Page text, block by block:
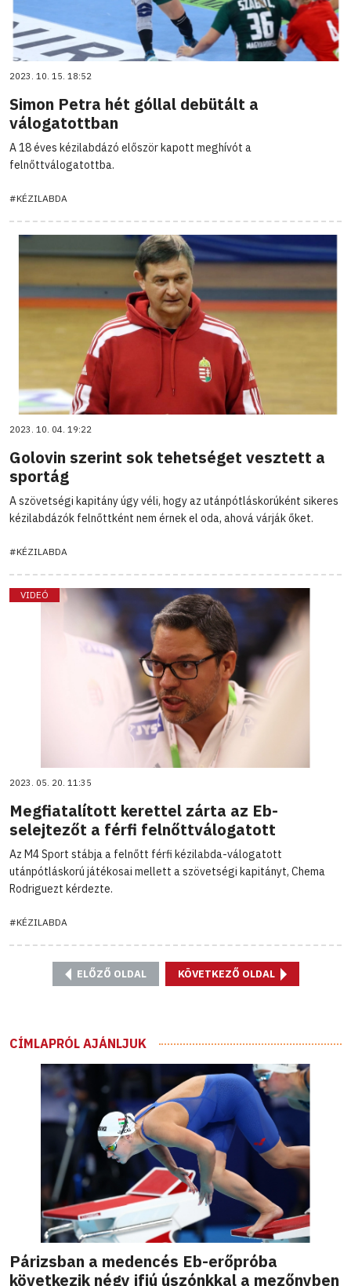
2023. 10. 15. 18:52
Simon Petra hét góllal debütált a
válogatottban
A 18 éves kézilabdázó először kapott meghívót a
felnőttválogatottba.
#KÉZILABDA
2023. 10. 04. 19:22
Golovin szerint sok tehetséget vesztett a
sportág
A szövetségi kapitány úgy véli, hogy az utánpótláskorúként sikeres
kézilabdázók felnőttként nem érnek el oda, ahová várják őket.
#KÉZILABDA
VIDEÓ
2023. 05. 20. 11:35
Megfiatalított kerettel zárta az Eb-
selejtezőt a férfi felnőttválogatott
Az M4 Sport stábja a felnőtt férfi kézilabda-válogatott
utánpótláskorú játékosai mellett a szövetségi kapitányt, Chema
Rodriguezt kérdezte.
#KÉZILABDA
ELŐZŐ OLDAL KÖVETKEZŐ OLDAL
CÍMLAPRÓL AJÁNLJUK
Párizsban a medencés Eb-erőpróba
következik négy ifjú úszónkkal a mezőnyben